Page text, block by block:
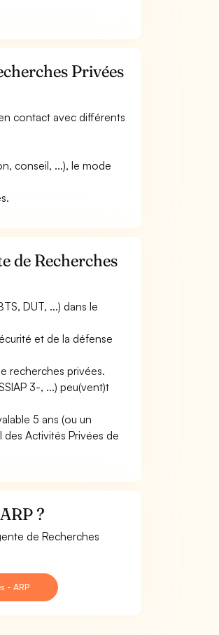
Privées
contact avec différents
conseil, ...), le mode
de Recherches
DUT, ...) dans le
et de la défense
recherches privées.
3-, ...) peu(vent)t
5 ans (ou un
Activités Privées de
?
de Recherches
- ARP